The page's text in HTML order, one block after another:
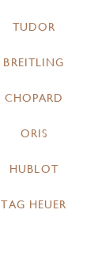
TUDOR
BREITLING
CHOPARD
ORIS
HUBLOT
TAG HEUER